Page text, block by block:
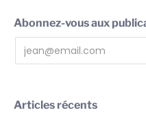
Abonnez-vous aux
Articles récents